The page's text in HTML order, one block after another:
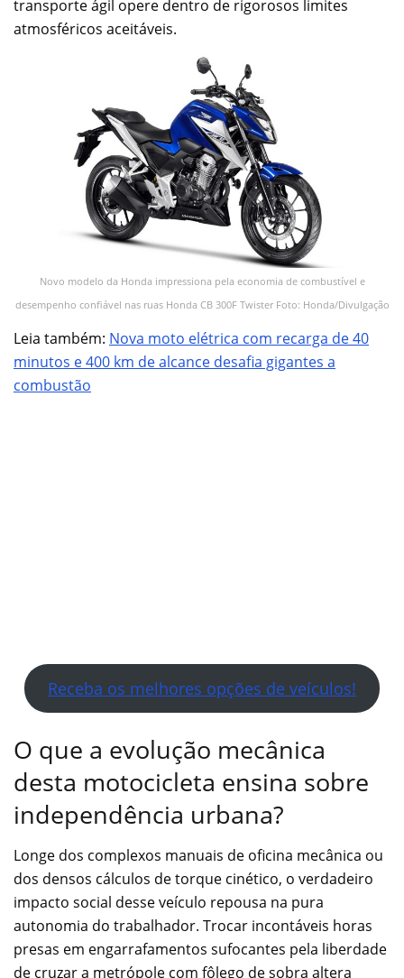
transporte ágil opere dentro de rigorosos limites
atmosféricos aceitáveis.
Novo modelo da Honda impressiona pela economia de combustível e
desempenho confiável nas ruas Honda CB 300F Twister Foto: Honda/Divulgação
Leia também: Nova moto elétrica com recarga de 40
minutos e 400 km de alcance desafia gigantes a
combustão
Receba os melhores opções de veículos!
O que a evolução mecânica
desta motocicleta ensina sobre
independência urbana?
Longe dos complexos manuais de oficina mecânica ou
dos densos cálculos de torque cinético, o verdadeiro
impacto social desse veículo repousa na pura
autonomia do trabalhador. Trocar incontáveis horas
presas em engarrafamentos sufocantes pela liberdade
de cruzar a metrópole com fôlego de sobra altera